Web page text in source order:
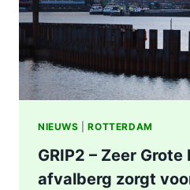
ROTTERDAM
NIEUWS |ROTTERDAM
GRIP2 – Zeer
afvalberg zorgt